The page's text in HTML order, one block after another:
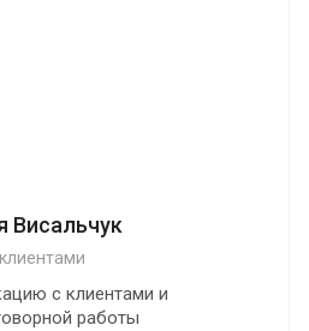
Висальчук
с клиентами и
работы